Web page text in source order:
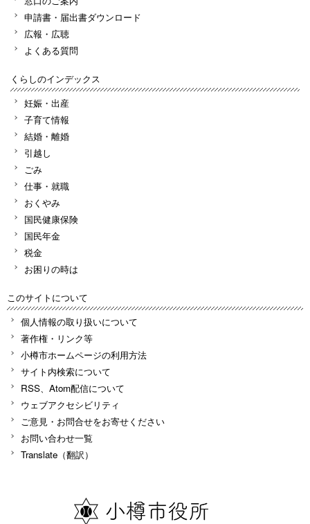
申請書・届出書ダウンロード
広報・広聴
よくある質問
くらしのインデックス
妊娠・出産
子育て情報
結婚・離婚
引越し
ごみ
仕事・就職
おくやみ
国民健康保険
国民年金
税金
お困りの時は
このサイトについて
個人情報の取り扱いについて
著作権・リンク等
小樽市ホームページの利用方法
サイト内検索について
RSS、Atom配信について
ウェブアクセシビリティ
ご意見・お問合せをお寄せください
お問い合わせ一覧
Translate（翻訳）